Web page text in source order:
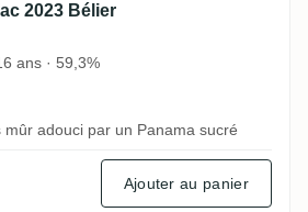
2023 Bélier
ans · 59,3%
mûr adouci par un Panama sucré
Ajouter au panier